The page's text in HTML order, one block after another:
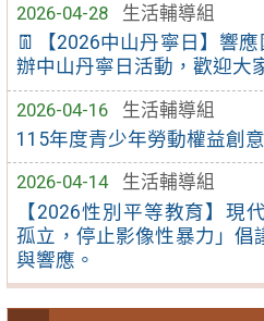
2026-04-28
生活輔導組
👖【2026中山丹寧日】響
辦中山丹寧日活動，歡迎大
2026-04-16
生活輔導組
115年度青少年勞動權益創
2026-04-14
生活輔導組
【2026性別平等教育】現
孤立，停止影像性暴力」倡
與響應。